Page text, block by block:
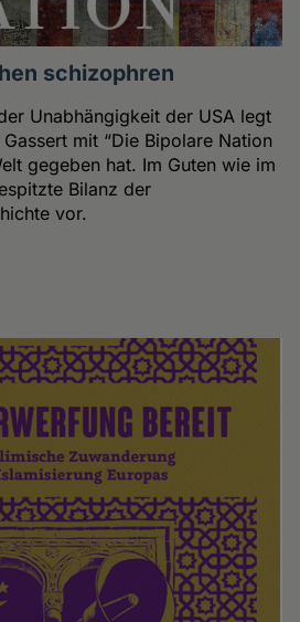
schizophren
Unabhängigkeit der USA legt
mit “Die Bipolare Nation
gegeben hat. Im Guten wie im
Bilanz der
vor.